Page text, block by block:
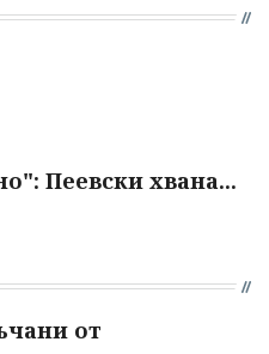
Пеевски хвана...
от